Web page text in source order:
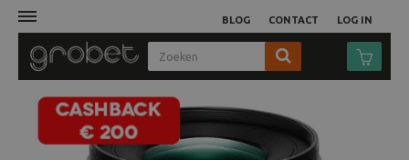
LOG IN
BLOG CONTACT
Afdruk
Fotocamera